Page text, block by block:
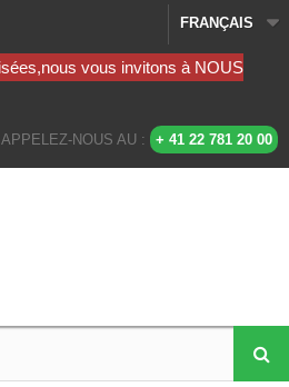
FRANÇAIS
APPELEZ-NOUS AU : + 41 22 781 20 00